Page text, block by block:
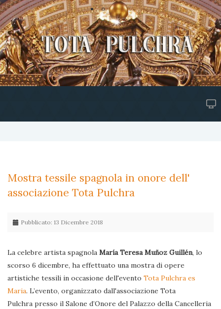
Mostra tessile spagnola in onore dell'
associazione Tota Pulchra
Pubblicato: 13 Dicembre 2018
La celebre artista spagnola María Teresa Muñoz Guillén, lo
scorso 6 dicembre, ha effettuato una mostra di opere
artistiche tessili in occasione dell'evento Tota Pulchra es
Maria. L’evento, organizzato dall'associazione Tota
Pulchra presso il Salone d’Onore del Palazzo della Cancelleria